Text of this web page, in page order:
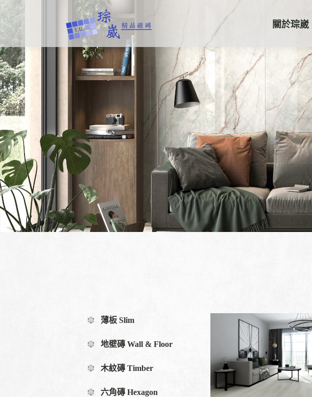
關於琮崴
薄板 Slim
地壁磚 Wall & Floor
木紋磚 Timber
六角磚 Hexagon